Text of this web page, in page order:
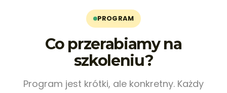
PROGRAM
Co przerabiamy na
szkoleniu?
Program jest krótki, ale konkretny. Każdy